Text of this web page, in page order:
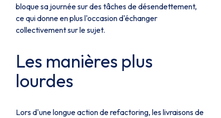
bloque sa journée sur des tâches de désendettement,
ce qui donne en plus l'occasion d'échanger
collectivement sur le sujet.
Les manières plus
lourdes
Lors d'une longue action de refactoring, les livraisons de